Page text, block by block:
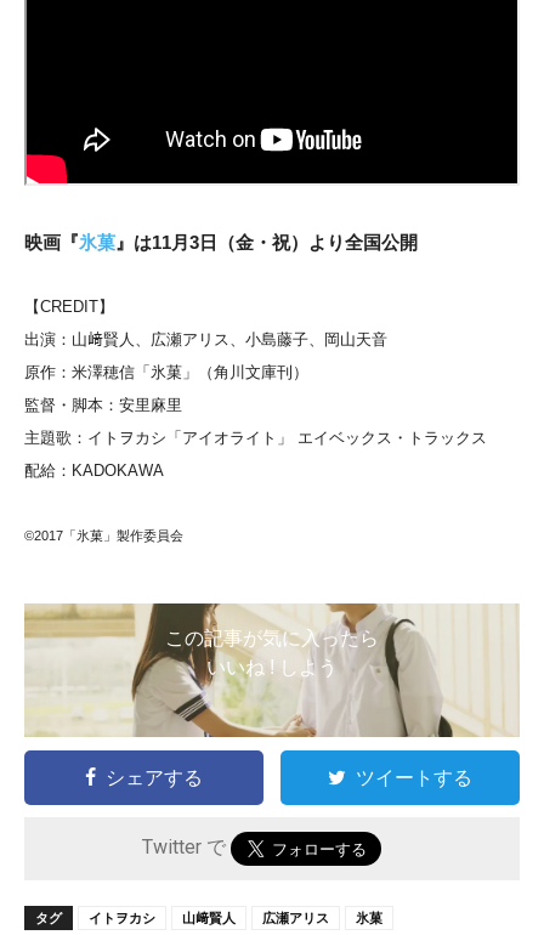
映画『氷菓 』は11月3日（金・祝）より全国公開
【CREDIT】
出演：山﨑賢人、広瀬アリス、小島藤子、岡山天音
原作：米澤穂信「氷菓」（角川文庫刊）
監督・脚本：安里麻里
主題歌：イトヲカシ「アイオライト」 エイベックス・トラックス
配給：KADOKAWA
©2017「氷菓」製作委員会
この記事が気に入ったら
いいね ! しよう
シェアする ツイートする
Twitter で
タグ イトヲカシ 山﨑賢人 広瀬アリス 氷菓